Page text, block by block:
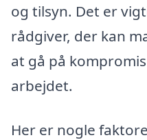
og tilsyn. Det er
rådgiver, der kan
at gå på
arbejdet.
Her er nogle